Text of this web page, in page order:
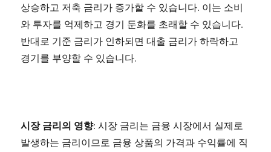
상승하고 저축 금리가 증가할 수 있습니다. 이는 소비
와 투자를 억제하고 경기 둔화를 초래할 수 있습니다.
반대로 기준 금리가 인하되면 대출 금리가 하락하고
경기를 부양할 수 있습니다.
시장 금리의 영향: 시장 금리는 금융 시장에서 실제로
발생하는 금리이므로 금융 상품의 가격과 수익률에 직